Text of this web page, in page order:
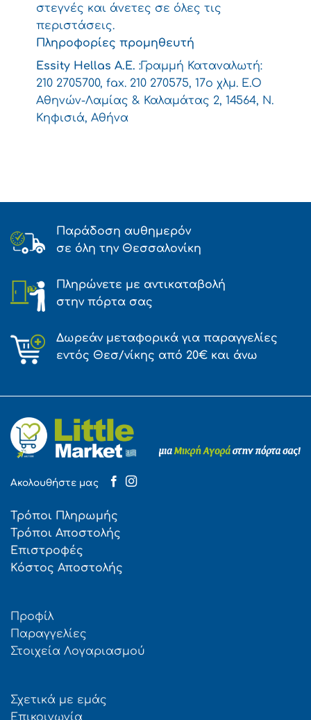
στεγνές και άνετες σε όλες τις
περιστάσεις.
Πληροφορίες προμηθευτή
Essity Hellas A.E. :Γραμμή Καταναλωτή:
210 2705700, fax. 210 270575, 17ο χλμ. Ε.Ο
Αθηνών-Λαμίας & Καλαμάτας 2, 14564, Ν.
Κηφισιά, Αθήνα
Παράδοση αυθημερόν
σε όλη την Θεσσαλονίκη
Πληρώνετε με αντικαταβολή
στην πόρτα σας
Δωρεάν μεταφορικά για παραγγελίες
εντός Θεσ/νίκης από 20€ και άνω
Ακολουθήστε μας
Τρόποι Πληρωμής
Τρόποι Αποστολής
Επιστροφές
Κόστος Αποστολής
Προφίλ
Παραγγελίες
Στοιχεία Λογαριασμού
Σχετικά με εμάς
Επικοινωνία